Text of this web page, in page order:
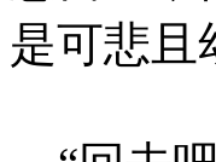
是可悲且